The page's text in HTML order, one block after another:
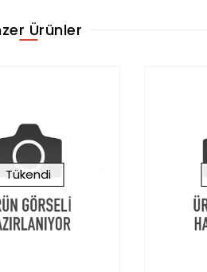
Ürünler
Tükendi